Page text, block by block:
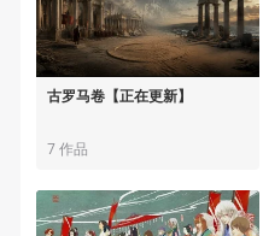
古罗马卷【正在更新】
7 作品